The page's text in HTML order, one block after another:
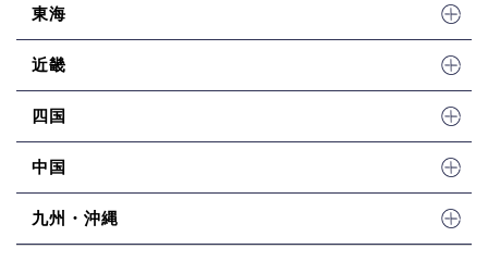
東海
近畿
四国
中国
九州・沖縄